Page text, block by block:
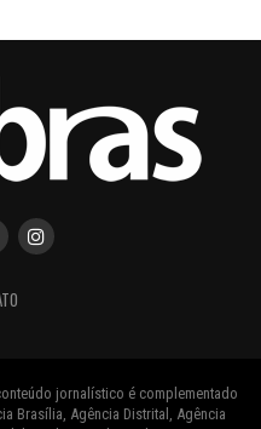
jornalístico é complementado
Brasília, Agência Distrital, Agência